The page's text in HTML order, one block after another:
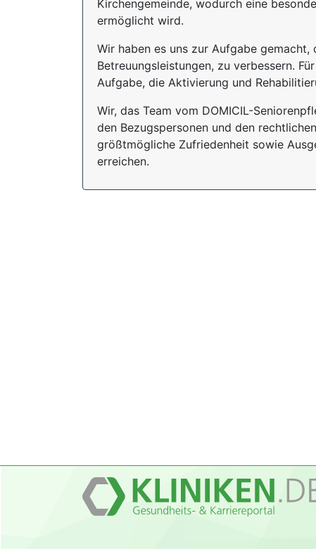
Kirchengemeinde, wodurch eine
ermöglicht wird.
Wir haben es uns zur Aufgabe
Betreuungsleistungen, zu verbessern.
Aufgabe, die Aktivierung und
Wir, das Team vom DOMICIL-
den Bezugspersonen und den
größtmögliche Zufriedenheit sowie
erreichen.